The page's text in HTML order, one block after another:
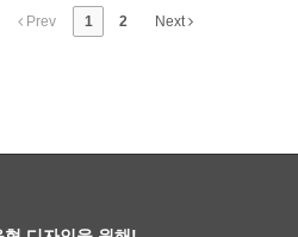
Prev 1 2 Next